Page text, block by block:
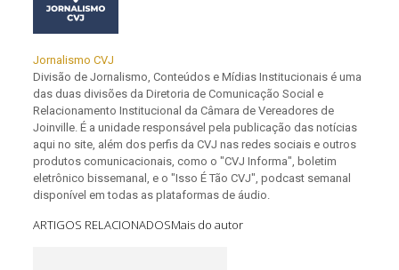
Jornalismo CVJ
Divisão de Jornalismo, Conteúdos e Mídias Institucionais é uma
das duas divisões da Diretoria de Comunicação Social e
Relacionamento Institucional da Câmara de Vereadores de
Joinville. É a unidade responsável pela publicação das notícias
aqui no site, além dos perfis da CVJ nas redes sociais e outros
produtos comunicacionais, como o "CVJ Informa", boletim
eletrônico bissemanal, e o "Isso É Tão CVJ", podcast semanal
disponível em todas as plataformas de áudio.
ARTIGOS RELACIONADOSMais do autor